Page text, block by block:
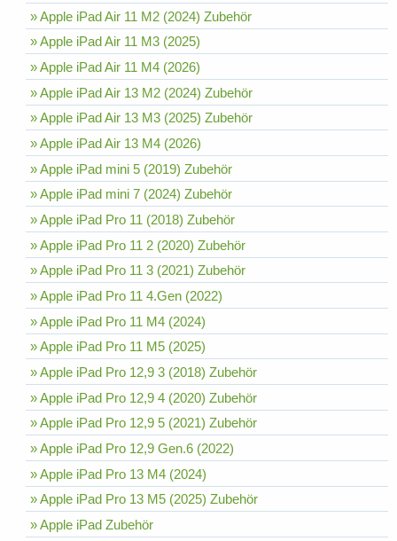
» Apple iPad Air 11 M2 (2024) Zubehör
» Apple iPad Air 11 M3 (2025)
» Apple iPad Air 11 M4 (2026)
» Apple iPad Air 13 M2 (2024) Zubehör
» Apple iPad Air 13 M3 (2025) Zubehör
» Apple iPad Air 13 M4 (2026)
» Apple iPad mini 5 (2019) Zubehör
» Apple iPad mini 7 (2024) Zubehör
» Apple iPad Pro 11 (2018) Zubehör
» Apple iPad Pro 11 2 (2020) Zubehör
» Apple iPad Pro 11 3 (2021) Zubehör
» Apple iPad Pro 11 4.Gen (2022)
» Apple iPad Pro 11 M4 (2024)
» Apple iPad Pro 11 M5 (2025)
» Apple iPad Pro 12,9 3 (2018) Zubehör
» Apple iPad Pro 12,9 4 (2020) Zubehör
» Apple iPad Pro 12,9 5 (2021) Zubehör
» Apple iPad Pro 12,9 Gen.6 (2022)
» Apple iPad Pro 13 M4 (2024)
» Apple iPad Pro 13 M5 (2025) Zubehör
» Apple iPad Zubehör